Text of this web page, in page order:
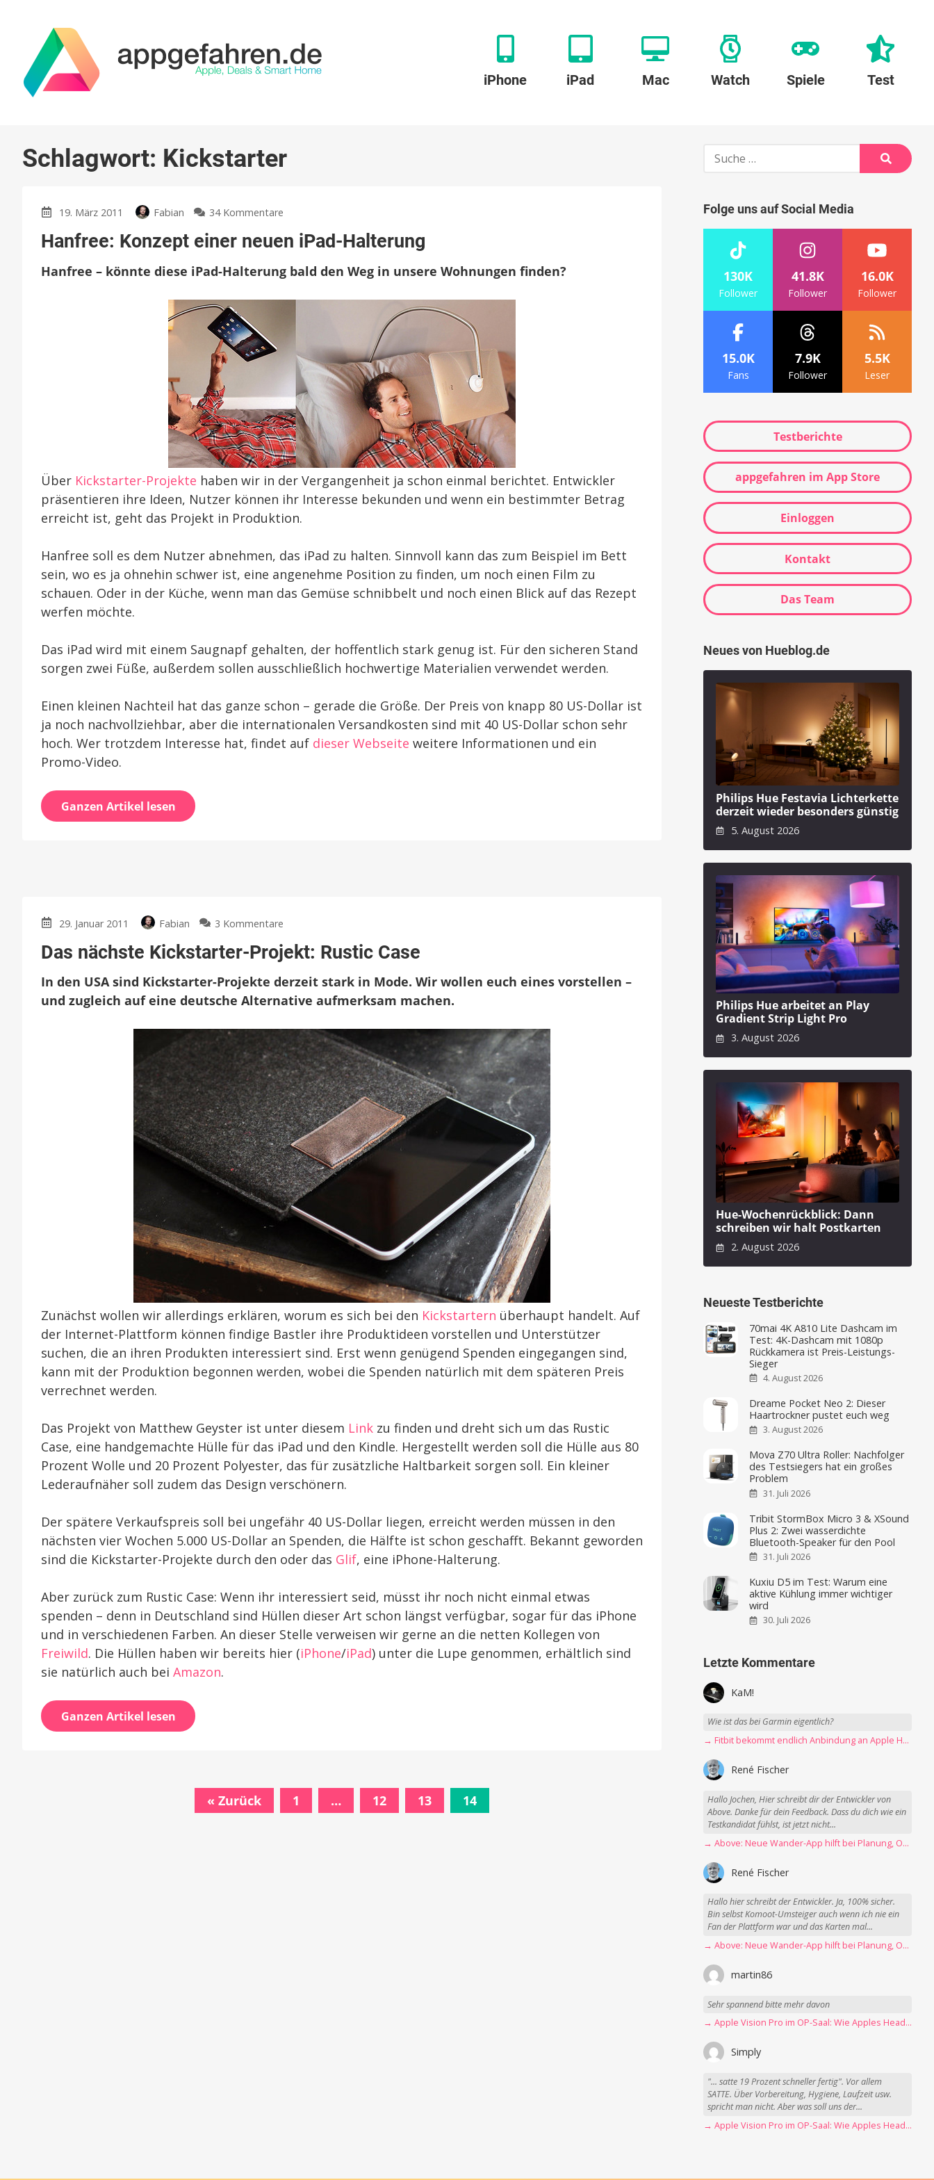
iPhone iPad Mac Watch Spiele Test
Schlagwort: Kickstarter
19. März 2011 Fabian 34 Kommentare
Konzept
neuen
Halterung
Hanfree: Konzept einer neuen iPad-Halterung
Hanfree – könnte diese iPad-Halterung bald den Weg in unsere Wohnungen finden?
Über Kickstarter-Projekte haben wir in der Vergangenheit ja schon einmal berichtet. Entwickler
präsentieren ihre Ideen, Nutzer können ihr Interesse bekunden und wenn ein bestimmter Betrag
erreicht ist, geht das Projekt in Produktion.
Hanfree soll es dem Nutzer abnehmen, das iPad zu halten. Sinnvoll kann das zum Beispiel im Bett
sein, wo es ja ohnehin schwer ist, eine angenehme Position zu finden, um noch einen Film zu
schauen. Oder in der Küche, wenn man das Gemüse schnibbelt und noch einen Blick auf das Rezept
werfen möchte.
Das iPad wird mit einem Saugnapf gehalten, der hoffentlich stark genug ist. Für den sicheren Stand
sorgen zwei Füße, außerdem sollen ausschließlich hochwertige Materialien verwendet werden.
Einen kleinen Nachteil hat das ganze schon – gerade die Größe. Der Preis von knapp 80 US-Dollar ist
ja noch nachvollziehbar, aber die internationalen Versandkosten sind mit 40 US-Dollar schon sehr
hoch. Wer trotzdem Interesse hat, findet auf dieser Webseite weitere Informationen und ein
Promo-Video.
Ganzen Artikel lesen
29. Januar 2011 Fabian 3 Kommentare
nächste
Projekt:
Rustic
Das nächste Kickstarter-Projekt: Rustic Case
In den USA sind Kickstarter-Projekte derzeit stark in Mode. Wir wollen euch eines vorstellen –
und zugleich auf eine deutsche Alternative aufmerksam machen.
Zunächst wollen wir allerdings erklären, worum es sich bei den Kickstartern überhaupt handelt. Auf
der Internet-Plattform können findige Bastler ihre Produktideen vorstellen und Unterstützer
suchen, die an ihren Produkten interessiert sind. Erst wenn genügend Spenden eingegangen sind,
kann mit der Produktion begonnen werden, wobei die Spenden natürlich mit dem späteren Preis
verrechnet werden.
Das Projekt von Matthew Geyster ist unter diesem Link zu finden und dreht sich um das Rustic
Case, eine handgemachte Hülle für das iPad und den Kindle. Hergestellt werden soll die Hülle aus 80
Prozent Wolle und 20 Prozent Polyester, das für zusätzliche Haltbarkeit sorgen soll. Ein kleiner
Lederaufnäher soll zudem das Design verschönern.
Der spätere Verkaufspreis soll bei ungefähr 40 US-Dollar liegen, erreicht werden müssen in den
nächsten vier Wochen 5.000 US-Dollar an Spenden, die Hälfte ist schon geschafft. Bekannt geworden
sind die Kickstarter-Projekte durch den oder das Glif, eine iPhone-Halterung.
Aber zurück zum Rustic Case: Wenn ihr interessiert seid, müsst ihr noch nicht einmal etwas
spenden – denn in Deutschland sind Hüllen dieser Art schon längst verfügbar, sogar für das iPhone
und in verschiedenen Farben. An dieser Stelle verweisen wir gerne an die netten Kollegen von
Freiwild. Die Hüllen haben wir bereits hier (iPhone/iPad) unter die Lupe genommen, erhältlich sind
sie natürlich auch bei Amazon.
Ganzen Artikel lesen
« Zurück 1 … 12 13 14
Suche
Suche
Folge uns auf Social Media
130K
Follower
41.8K
Follower
16.0K
Follower
15.0K
Fans
7.9K
Follower
5.5K
Leser
Testberichte
appgefahren im App Store
Einloggen
Kontakt
Das Team
Neues von Hueblog.de
Philips Hue Festavia Lichterkette
derzeit wieder besonders günstig
5. August 2026
Philips Hue arbeitet an Play
Gradient Strip Light Pro
3. August 2026
Hue-Wochenrückblick: Dann
schreiben wir halt Postkarten
2. August 2026
Neueste Testberichte
70mai 4K A810 Lite Dashcam im
Test: 4K-Dashcam mit 1080p
Rückkamera ist Preis-Leistungs-
Sieger
4. August 2026
Dreame Pocket Neo 2: Dieser
Haartrockner pustet euch weg
3. August 2026
Mova Z70 Ultra Roller: Nachfolger
des Testsiegers hat ein großes
Problem
31. Juli 2026
Tribit StormBox Micro 3 & XSound
Plus 2: Zwei wasserdichte
Bluetooth-Speaker für den Pool
31. Juli 2026
Kuxiu D5 im Test: Warum eine
aktive Kühlung immer wichtiger
wird
30. Juli 2026
Letzte Kommentare
KaM!
Wie ist das bei Garmin eigentlich?
→ Fitbit bekommt endlich Anbindung an Apple Health
René Fischer
Hallo Jochen, Hier schreibt dir der Entwickler von
Above. Danke für dein Feedback. Dass du dich wie ein
Testkandidat fühlst, ist jetzt nicht...
→ Above: Neue Wander-App hilft bei Planung, Orientierung und Erinnerungen
René Fischer
Hallo hier schreibt der Entwickler. Ja, 100% sicher.
Bin selbst Komoot-Umsteiger auch wenn ich nie ein
Fan der Plattform war und das Karten mal...
→ Above: Neue Wander-App hilft bei Planung, Orientierung und Erinnerungen
martin86
Sehr spannend bitte mehr davon
→ Apple Vision Pro im OP-Saal: Wie Apples Headset Operationen beschleunigt
Simply
"... satte 19 Prozent schneller fertig". Vor allem
SATTE. Über Vorbereitung, Hygiene, Laufzeit usw.
spricht man nicht. Aber was soll uns der...
→ Apple Vision Pro im OP-Saal: Wie Apples Headset Operationen beschleunigt